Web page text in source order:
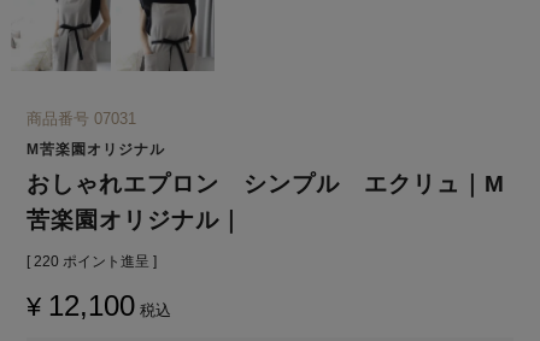
商品番号 07031
M苦楽園オリジナル
おしゃれエプロン シンプル エクリュ｜M
苦楽園オリジナル｜
[ 220 ポイント進呈 ]
¥ 12,100 税込